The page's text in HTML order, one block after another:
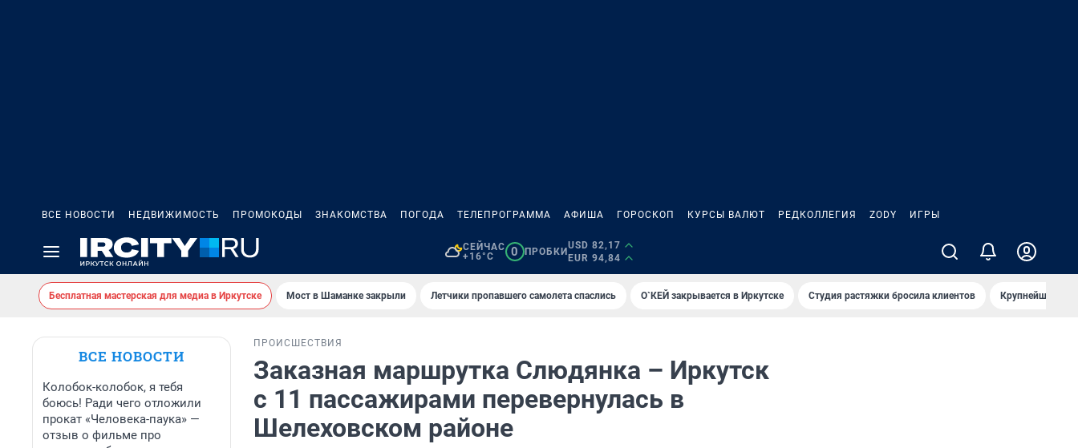
ВСЕ НОВОСТИ НЕДВИЖИМОСТЬ ПРОМОКОДЫ ЗНАКОМСТВА ПОГОДА ТЕЛЕПРОГРАММА АФИША ГОРОСКОП КУРСЫ ВАЛЮТ РЕДКОЛЛЕГИЯ ZODY ИГРЫ
СЕЙЧАС
+16°C
0 ПРОБКИ
USD 82,17
EUR 94,84
Бесплатная мастерская для медиа в Иркутске Мост в Шаманке закрыли Летчики пропавшего самолета спаслись О`КЕЙ закрывается в Иркутске Студия растяжки бросила клиентов Крупнейшие
ВСЕ НОВОСТИ
Колобок-колобок, я тебя
боюсь! Ради чего отложили
прокат «Человека-паука» —
отзыв о фильме про
ПРОИСШЕСТВИЯ
Заказная маршрутка Слюдянка – Иркутск
с 11 пассажирами перевернулась в
Шелеховском районе